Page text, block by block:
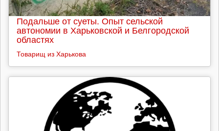
Подальше от суеты. Опыт сельской
автономии в Харьковской и Белгородской
областях
Товарищ из Харькова